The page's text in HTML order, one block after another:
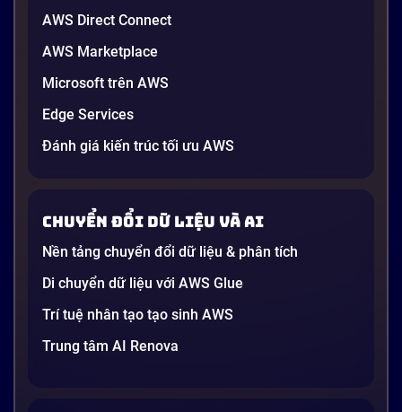
Generative AI là gì? Giải thích đơn giản
và ứng dụng cho doanh nghiệp Việt
Nam 2026
Gần đây, bạn có thể nghe đến thuật ngữ “Generative
startup công nghệ. Vấn đề là phần lớn lời giải thích
dường như chỉ được viết cho kỹ sư, không phải cho
người […]
21 phút
AWS Direct Connect
AWS Marketplace
Microsoft trên AWS
Edge Services
Đánh giá kiến trúc tối ưu AWS
Chuyển đổi dữ liệu và AI
Nền tảng chuyển đổi dữ liệu & phân tích
Di chuyển dữ liệu với AWS Glue
Trí tuệ nhân tạo tạo sinh AWS
Trung tâm AI Renova